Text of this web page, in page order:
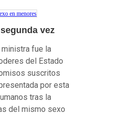
en menores
vez
fue la
del Estado
suscritos
por esta
tras la
del mismo sexo